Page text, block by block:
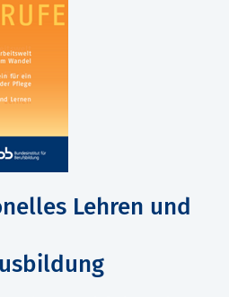
Lehren und